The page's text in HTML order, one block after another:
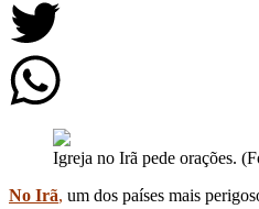
Igreja no Irã pede orações.
No Irã, um dos países mais